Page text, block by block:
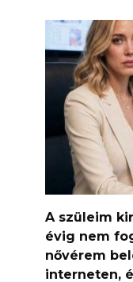
A szüleim
évig nem
nővérem
interneten,